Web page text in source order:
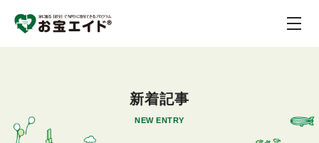
新着記事
NEW ENTRY